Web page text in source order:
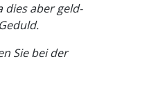
aber geld-
Sie bei der